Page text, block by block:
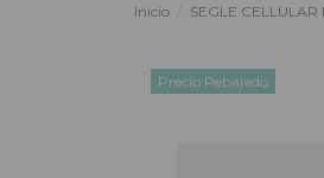
Inicio SEGLE
Precio Rebajado